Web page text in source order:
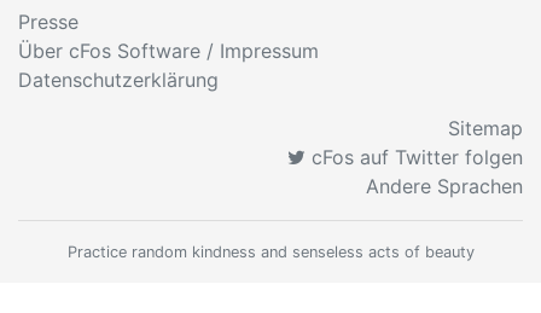
Presse
Über cFos Software / Impressum
Datenschutzerklärung
Sitemap
cFos auf Twitter folgen
Andere Sprachen
Practice random kindness and senseless acts of beauty